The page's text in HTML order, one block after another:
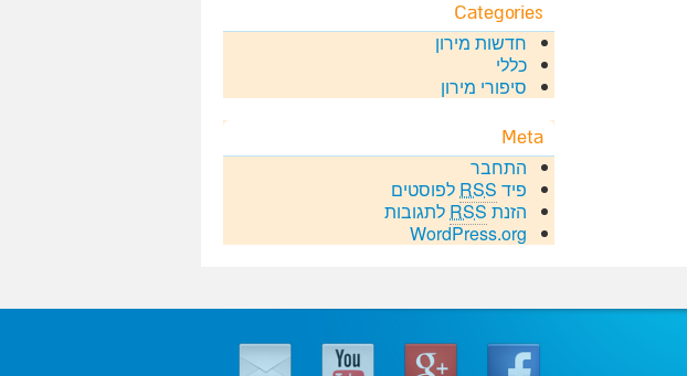
Categories
חדשות מירון
כללי
סיפורי מירון
Meta
התחבר
פיד RSS לפוסטים
הזנתRSS לתגובות
WordPress.org